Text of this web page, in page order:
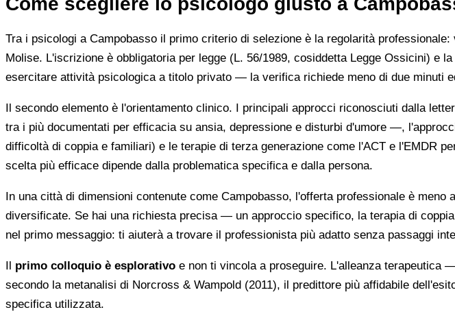
Tra i psicologi a Campobasso il primo criterio di selezione è la regolarità
Molise. L'iscrizione è obbligatoria per legge (L. 56/1989, cosiddetta Legge Ossicini) e
esercitare attività psicologica a titolo privato — la verifica richiede meno di due minuti
Il secondo elemento è l'orientamento clinico. I principali approcci riconosciuti dalla
tra i più documentati per efficacia su ansia, depressione e disturbi d'umore —,
difficoltà di coppia e familiari) e le terapie di terza generazione come l'ACT e l'EMDR
scelta più efficace dipende dalla problematica specifica e dalla persona.
In una città di dimensioni contenute come Campobasso, l'offerta professionale è
diversificate. Se hai una richiesta precisa — un approccio specifico, la terapia di
nel primo messaggio: ti aiuterà a trovare il professionista più adatto senza passaggi
Il primo colloquio è esplorativo e non ti vincola a proseguire. L'alleanza
secondo la metanalisi di Norcross & Wampold (2011), il predittore più affidabile
specifica utilizzata.